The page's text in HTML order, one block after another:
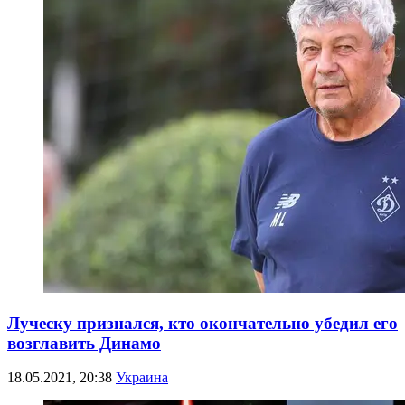
Луческу признался, кто окончательно убедил его
возглавить Динамо
18.05.2021, 20:38 Украина